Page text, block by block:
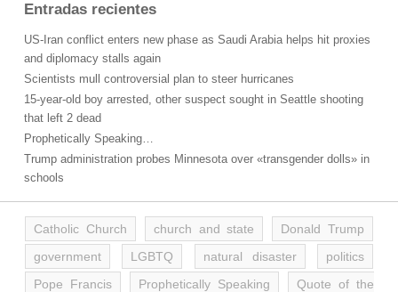
Entradas recientes
US-Iran conflict enters new phase as Saudi Arabia helps hit proxies
and diplomacy stalls again
Scientists mull controversial plan to steer hurricanes
15-year-old boy arrested, other suspect sought in Seattle shooting
that left 2 dead
Prophetically Speaking…
Trump administration probes Minnesota over «transgender dolls» in
schools
Catholic Church church and state
Donald Trump
government
LGBTQ natural disaster
politics
Pope Francis
Prophetically Speaking
Quote of the